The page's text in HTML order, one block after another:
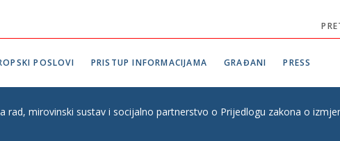
POSLOVI PRISTUP INFORMACIJAMA GRAĐANI PRESS
rad, mirovinski sustav i socijalno partnerstvo o Prijedlogu zakona o